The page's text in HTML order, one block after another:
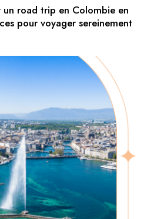
road trip en Colombie en
pour voyager sereinement